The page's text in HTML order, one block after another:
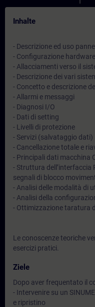
Inhalte
- Descrizione ed uso
- Configurazione hardware
- Allacciamenti verso il
- Descrizione dei vari
- Concetto e descrizione
- Allarmi e messaggi
- Diagnosi I/O
- Dati di setting
- Livelli di protezione
- Servizi (salvataggio dati)
- Cancellazione totale e
- Principali dati macchina
- Struttura dell’interfaccia
segnali di blocco
- Analisi delle modalità di
- Analisi della
- Ottimizzazione taratura
Le conoscenze teoriche
esercizi pratici.
Ziele
Dopo aver frequentato il
- Intervenire su un
e ripristino